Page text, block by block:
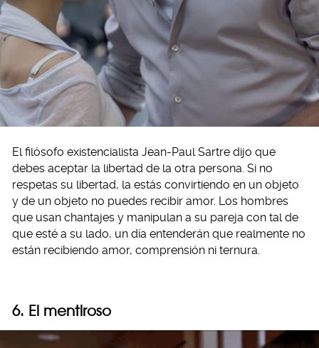
El filósofo existencialista Jean-Paul Sartre dijo que
debes aceptar la libertad de la otra persona. Si no
respetas su libertad, la estás convirtiendo en un objeto
y de un objeto no puedes recibir amor. Los hombres
que usan chantajes y manipulan a su pareja con tal de
que esté a su lado, un día entenderán que realmente no
están recibiendo amor, comprensión ni ternura.
6. El mentiroso